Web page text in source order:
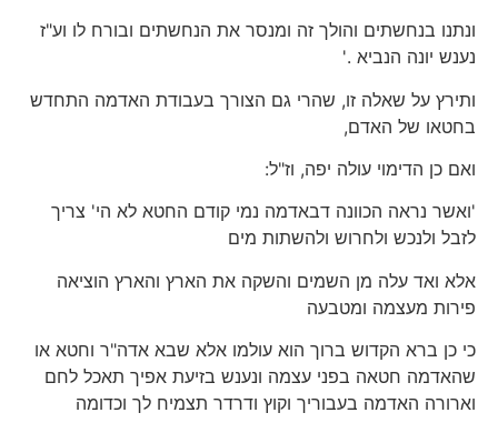
ונתנו בנחשתים והולך זה ומנסר את הנחשתים ובורח לו וע"ז
נענש יונה הנביא .'
ותירץ על שאלה זו, שהרי גם הצורך בעבודת האדמה התחדש
בחטאו של האדם,
ואם כן הדימוי עולה יפה, וז"ל:
'ואשר נראה הכוונה דבאדמה נמי קודם החטא לא הי' צריך
לזבל ולנכש ולחרוש ולהשתות מים
אלא ואד עלה מן השמים והשקה את הארץ והארץ הוציאה
פירות מעצמה ומטבעה
כי כן ברא הקדוש ברוך הוא עולמו אלא שבא אדה"ר וחטא או
שהאדמה חטאה בפני עצמה ונענש בזיעת אפיך תאכל לחם
וארורה האדמה בעבוריך וקוץ ודרדר תצמיח לך וכדומה